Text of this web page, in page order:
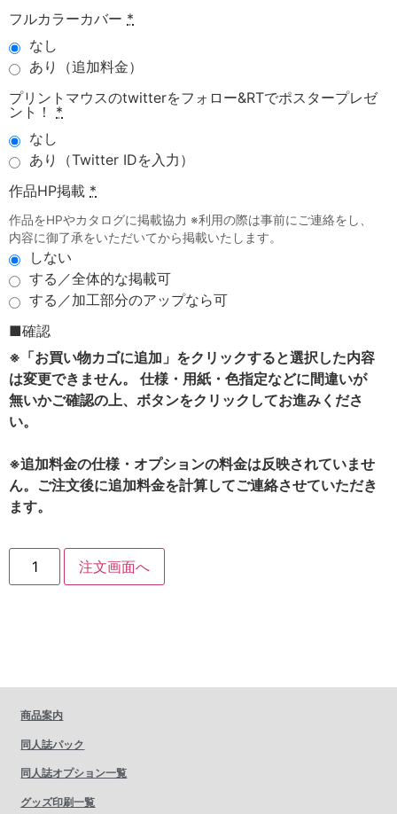
フルカラーカバー *
なし
あり（追加料金）
プリントマウスのtwitterをフォロー&RTでポスタープレゼ
ント！
*
なし
あり（Twitter IDを入力）
作品HP掲載 *
作品をHPやカタログに掲載協力 ※利用の際は事前にご連絡をし、
内容に御了承をいただいてから掲載いたします。
しない
する／全体的な掲載可
する／加工部分のアップなら可
■確認
※「お買い物カゴに追加」をクリックすると選択した内容
は変更できません。 仕様・用紙・色指定などに間違いが
無いかご確認の上、ボタンをクリックしてお進みくださ
い。
※追加料金の仕様・オプションの料金は反映されていませ
ん。ご注文後に追加料金を計算してご連絡させていただき
ます。
注文画面へ
商品案内
同人誌パック
同人誌オプション一覧
グッズ印刷一覧